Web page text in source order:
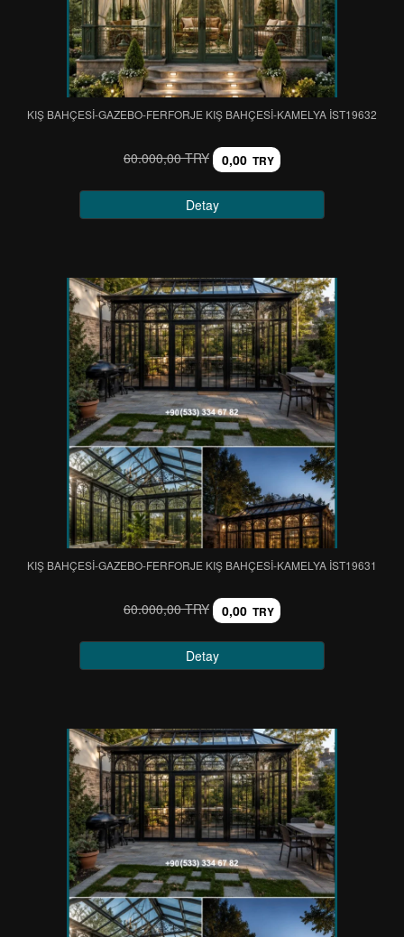
KIŞ BAHÇESİ-GAZEBO-FERFORJE KIŞ BAHÇESİ-KAMELYA IST19632
60.000,00 TRY 0,00 TRY
Detay
KIŞ BAHÇESİ-GAZEBO-FERFORJE KIŞ BAHÇESİ-KAMELYA IST19631
60.000,00 TRY 0,00 TRY
Detay